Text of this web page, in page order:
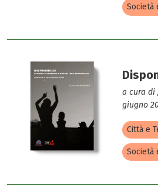
Società
a cura di
giugno
Città e
Società